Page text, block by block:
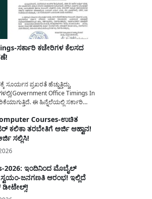
ಸರ್ಕಾರಿ ಕಚೇರಿಗಳ ಕೆಲಸದ
ಸೂರ್ಯನ ಪ್ರಖರತೆ ಹೆಚ್ಚುತ್ತಿದ್ದು,
Office Timings In
ಈ ಹಿನ್ನೆಲೆಯಲ್ಲಿ ಸರ್ಕಾರಿ
ಕಿತ್ತೂರು ಕರ್ನಾಟಕ ಮತ್ತು
ಏಪ್ರಿಲ್...
Courses-ಉಚಿತ
ಕಲಿಕಾ ತರಬೇತಿಗೆ ಅರ್ಜಿ ಆಹ್ವಾನ!
ಸಲ್ಲಿಸಿ!
2026: ಇಂದಿನಿಂದ ಮೊಬೈಲ್
ಜನಗಣತಿ ಆರಂಭ! ಇಲ್ಲಿದೆ
ಡೀಟೇಲ್ಸ್!